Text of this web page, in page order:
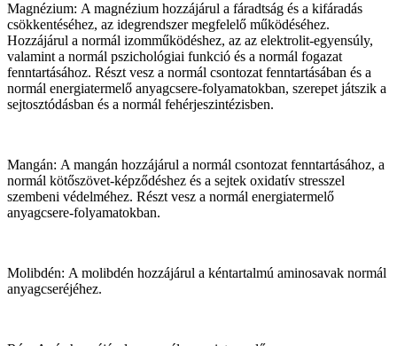
Magnézium: A magnézium hozzájárul a fáradtság és a kifáradás
csökkentéséhez, az idegrendszer megfelelő működéséhez.
Hozzájárul a normál izomműködéshez, az az elektrolit-egyensúly,
valamint a normál pszichológiai funkció és a normál fogazat
fenntartásához. Részt vesz a normál csontozat fenntartásában és a
normál energiatermelő anyagcsere-folyamatokban, szerepet játszik a
sejtosztódásban és a normál fehérjeszintézisben.
Mangán: A mangán hozzájárul a normál csontozat fenntartásához, a
normál kötőszövet-képződéshez és a sejtek oxidatív stresszel
szembeni védelméhez. Részt vesz a normál energiatermelő
anyagcsere-folyamatokban.
Molibdén: A molibdén hozzájárul a kéntartalmú aminosavak normál
anyagcseréjéhez.